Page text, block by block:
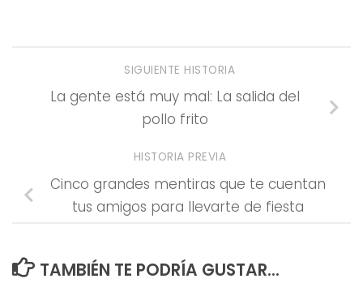
SIGUIENTE HISTORIA
La gente está muy mal: La salida del
pollo frito
HISTORIA PREVIA
Cinco grandes mentiras que te cuentan
tus amigos para llevarte de fiesta
TAMBIÉN TE PODRÍA GUSTAR...